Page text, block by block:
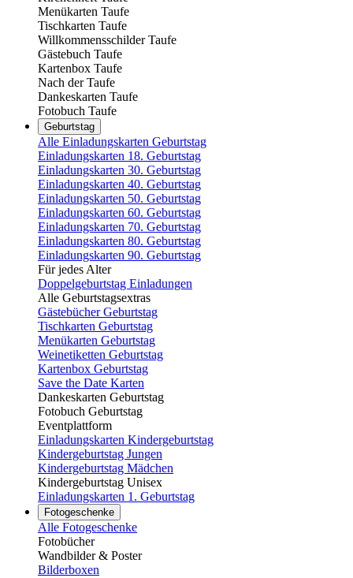
Menükarten Taufe
Tischkarten Taufe
Willkommensschilder Taufe
Gästebuch Taufe
Kartenbox Taufe
Nach der Taufe
Dankeskarten Taufe
Fotobuch Taufe
Geburtstag
Alle Einladungskarten Geburtstag
Einladungskarten 18. Geburtstag
Einladungskarten 30. Geburtstag
Einladungskarten 40. Geburtstag
Einladungskarten 50. Geburtstag
Einladungskarten 60. Geburtstag
Einladungskarten 70. Geburtstag
Einladungskarten 80. Geburtstag
Einladungskarten 90. Geburtstag
Für jedes Alter
Doppelgeburtstag Einladungen
Alle Geburtstagsextras
Gästebücher Geburtstag
Tischkarten Geburtstag
Menükarten Geburtstag
Weinetiketten Geburtstag
Kartenbox Geburtstag
Save the Date Karten
Dankeskarten Geburtstag
Fotobuch Geburtstag
Eventplattform
Einladungskarten Kindergeburtstag
Kindergeburtstag Jungen
Kindergeburtstag Mädchen
Kindergeburtstag Unisex
Einladungskarten 1. Geburtstag
Fotogeschenke
Alle Fotogeschenke
Fotobücher
Wandbilder & Poster
Bilderboxen